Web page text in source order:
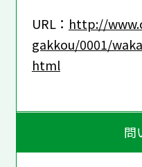
URL： http://
gakkou/0001/
html
問